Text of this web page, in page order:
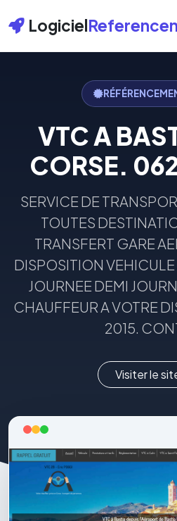
Logiciel
VTC A
CORSE.
SERVICE DE
TOUTES
TRANSFERT GARE
DISPOSITION
JOURNEE DEMI
CHAUFFEUR A VOTRE
2015.
Visiter le